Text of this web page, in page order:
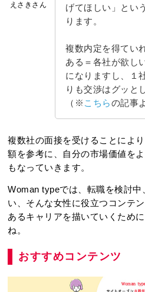
えさきさん
げてほしい」とい
ります。
複数内定を得てい
ある＝各社が欲し
になりますし、１
りも交渉はグッと
（※ こちらの記事
複数社の面接を受けることによ
額を参考に、自分の市場価値を
もなっていきます。
Woman typeでは、転職を検討中
い、そんな女性に役立つコンテ
あるキャリアを描いていくため
ね。
おすすめコンテンツ